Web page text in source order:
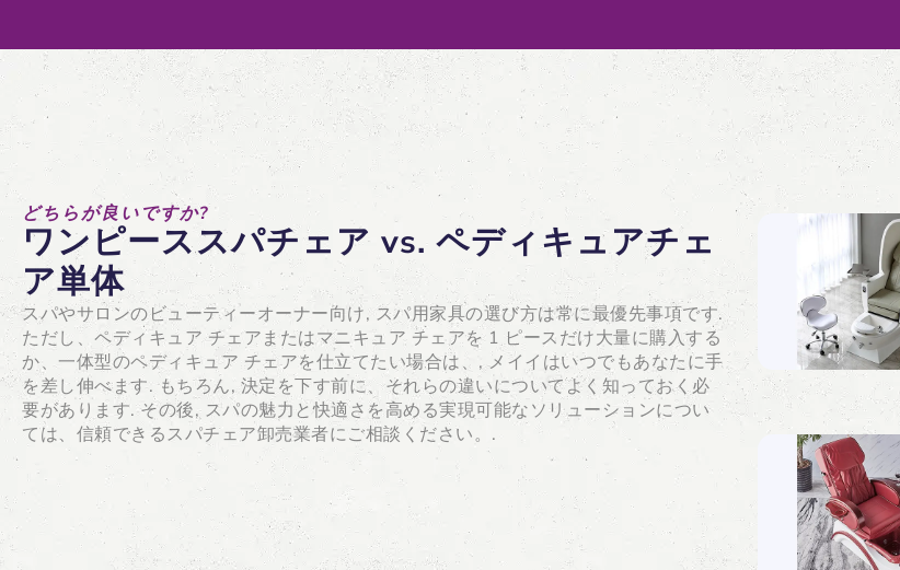
どちらが良いですか?
ワンピーススパチェア vs. ペディキュアチェ
ア単体
スパやサロンのビューティーオーナー向け, スパ用家具の選び方は常に最優先事項です.
ただし、ペディキュア チェアまたはマニキュア チェアを 1 ピースだけ大量に購入する
か、一体型のペディキュア チェアを仕立てたい場合は、, メイイはいつでもあなたに手
を差し伸べます. もちろん, 決定を下す前に、それらの違いについてよく知っておく必
要があります. その後, スパの魅力と快適さを高める実現可能なソリューションについ
ては、信頼できるスパチェア卸売業者にご相談ください。.